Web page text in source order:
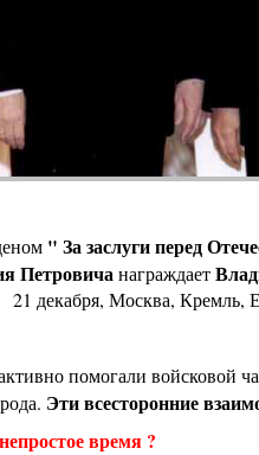
" За заслуги перед
Петровича награждает
21 декабря, Москва, Кремль,
помогали войсковой
Эти всесторонние
время ?